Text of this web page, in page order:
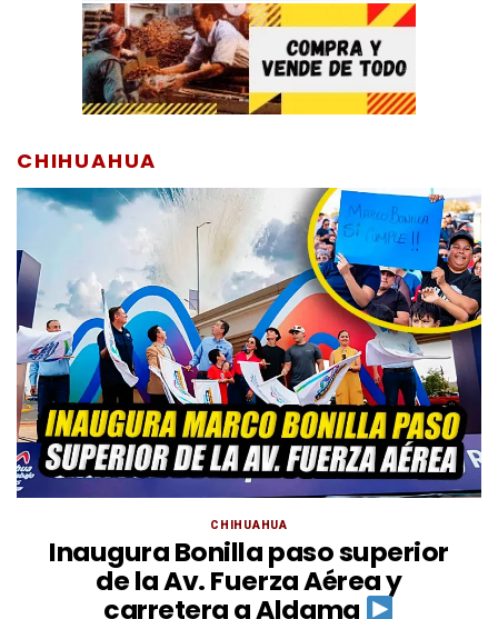
CHIHUAHUA
CHIHUAHUA
Inaugura Bonilla paso superior
de la Av. Fuerza Aérea y
carretera a Aldama